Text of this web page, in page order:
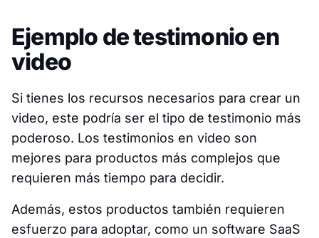
Ejemplo de testimonio en
video
Si tienes los recursos necesarios para crear un
video, este podría ser el tipo de testimonio más
poderoso. Los testimonios en video son
mejores para productos más complejos que
requieren más tiempo para decidir.
Además, estos productos también requieren
esfuerzo para adoptar, como un software SaaS